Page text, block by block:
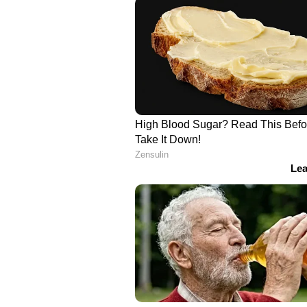
എട്ടാം സമ്മാനം-200 രൂപ
ഒന്‍പതാം സമ്മാനം- 100 രൂപ